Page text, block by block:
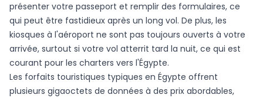
présenter votre passeport et remplir des formulaires, ce
qui peut être fastidieux après un long vol. De plus, les
kiosques à l'aéroport ne sont pas toujours ouverts à votre
arrivée, surtout si votre vol atterrit tard la nuit, ce qui est
courant pour les charters vers l'Égypte.
Les forfaits touristiques typiques en Égypte offrent
plusieurs gigaoctets de données à des prix abordables,